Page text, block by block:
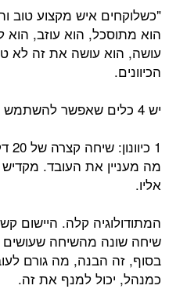
"כשלוקחים איש מקצוע טוב
הוא מתוסכל, הוא עוזב,
עושה, הוא עושה את זה לא
הכיוונים.
יש 4 כלים שאפשר להשתמש בהם:
1
מה מעניין את העובד.
אליו.
המתודולוגיה קלה. היישום
שיחה שונה מהשיחה שעושים
בסוף, זה הבנה, מה גורם
כמנהל, יכול למנף את זה.